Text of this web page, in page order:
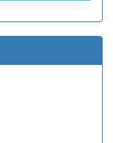
ど、生徒たちは言
た。 主催者の方か
添い、自分で考え
ました！ 教室の中
ールドで本領を発
引っ張る頼もしい
き、世界を笑顔に